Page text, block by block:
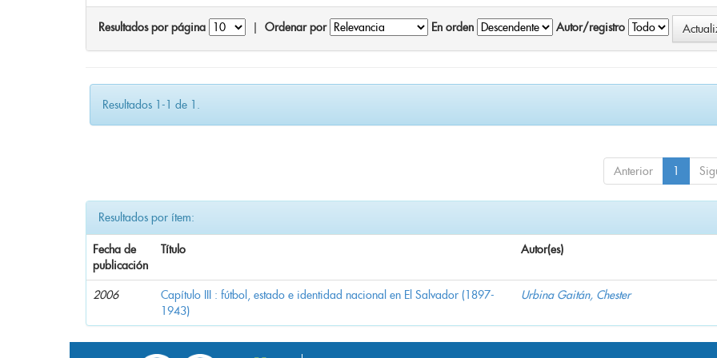
Resultados por página Ordenar por En orden Autor/registro
Resultados 1-1 de 1.
Anterior 1
Resultados por ítem:
Fecha de
publicación
Título Autor(es)
2006
Capítulo III : fútbol, estado e identidad nacional en El Salvador (1897-
1943)
Urbina Gaitán, Chester